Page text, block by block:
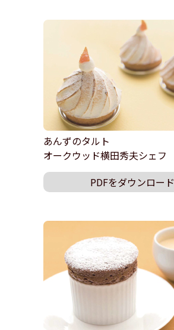
あんずのタルト
オークウッド横田秀夫シェフ
PDFをダウンロード